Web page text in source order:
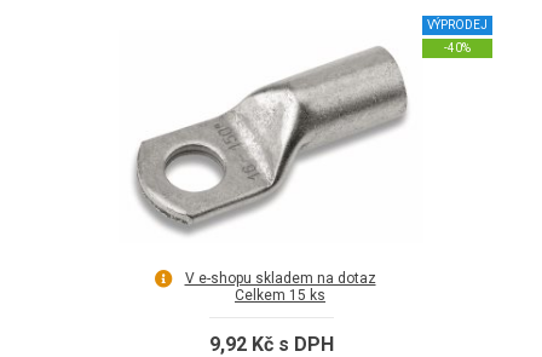
VÝPRODEJ
-40%
V e-shopu skladem na dotaz
Celkem 15 ks
9,92 Kč s DPH